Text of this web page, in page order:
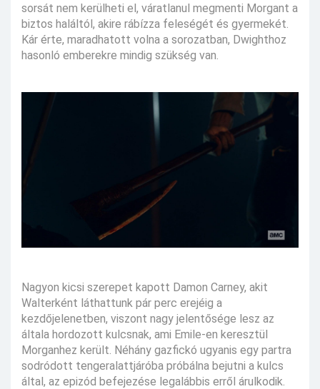
sorsát nem kerülheti el, váratlanul megmenti Morgant a
biztos haláltól, akire rábízza feleségét és gyermekét.
Kár érte, maradhatott volna a sorozatban, Dwighthoz
hasonló emberekre mindig szükség van.
Nagyon kicsi szerepet kapott Damon Carney, akit
Walterként láthattunk pár perc erejéig a
kezdőjelenetben, viszont nagy jelentősége lesz az
általa hordozott kulcsnak, ami Emile-en keresztül
Morganhez került. Néhány gazfickó ugyanis egy partra
sodródott tengeralattjáróba próbálna bejutni a kulcs
által, az epizód befejezése legalábbis erről árulkodik.